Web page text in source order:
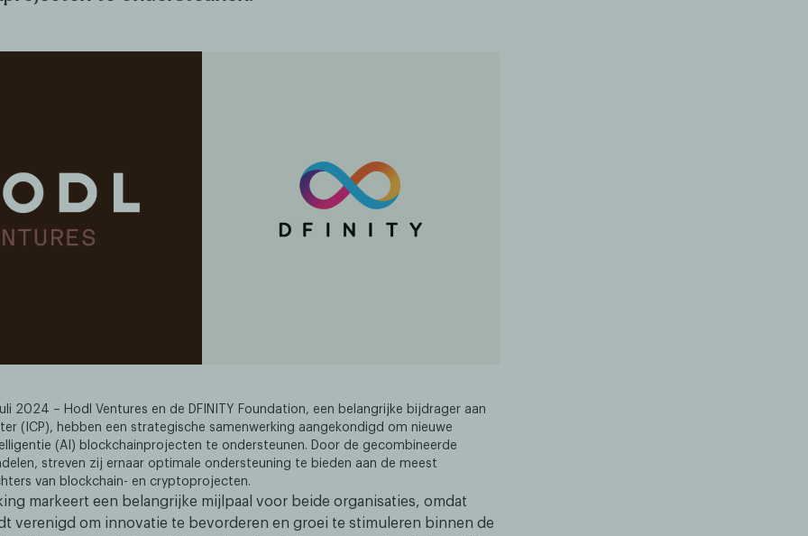
2024 – Hodl Ventures en de DFINITY Foundation, een belangrijke bijdrager aan
(ICP), hebben een strategische samenwerking aangekondigd om nieuwe
(AI) blockchainprojecten te ondersteunen. Door de gecombineerde
streven zij ernaar optimale ondersteuning te bieden aan de meest
van blockchain- en cryptoprojecten.
markeert een belangrijke mijlpaal voor beide organisaties, omdat
verenigd om innovatie te bevorderen en groei te stimuleren binnen de